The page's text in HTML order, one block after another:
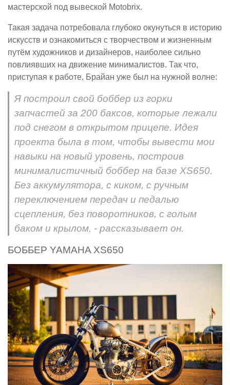
мастерской под вывеской Motobrix.
Такая задача потребовала глубоко окунуться в историю
искусств и ознакомиться с творчеством и жизненным
путём художников и дизайнеров, наиболее сильно
повлиявших на движение минималистов. Так что,
приступая к работе, Брайан уже был на нужной волне:
Я построил свой боббер из горки
запчастей за 200 баксов, которые лежали
под снегом в открытом прицепе. Идея
проекта была в том, чтобы вывести мои
навыки на новый уровень, построив
минималистичный боббер на базе XS650.
Без аккумулятора, с киком, с ручным
переключением передач и педалью
сцепления, без поворотников, с голым
баком и крылом, - рассказывает он.
БОББЕР YAMAHA XS650